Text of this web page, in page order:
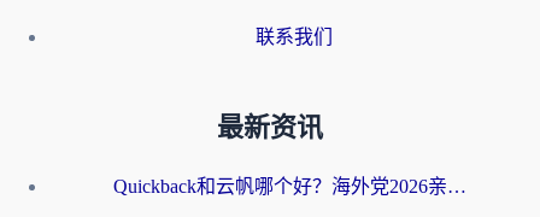
联系我们
最新资讯
Quickback和云帆哪个好？海外党2026亲测指南：选对加速器大陆工具，无缝刷国内剧玩国服